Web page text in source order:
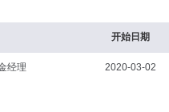
开始日期
经理 2020-03-02